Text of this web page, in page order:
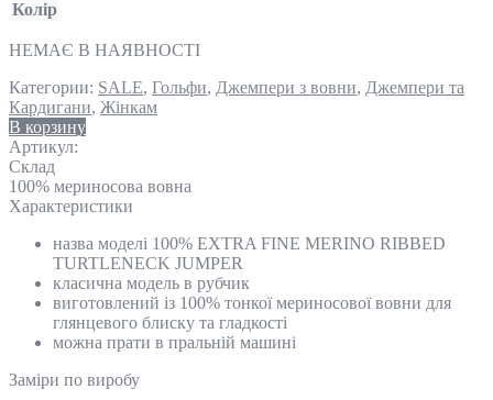
Колір
НЕМАЄ В НАЯВНОСТІ
Категории: SALE, Гольфи, Джемпери з вовни, Джемпери та
Кардигани, Жінкам
В корзину
Артикул:
Склад
100% мериносова вовна
Характеристики
назва моделі 100% EXTRA FINE MERINO RIBBED
TURTLENECK JUMPER
класична модель в рубчик
виготовлений із 100% тонкої мериносової вовни для
глянцевого блиску та гладкості
можна прати в пральній машині
Замiри по виробу